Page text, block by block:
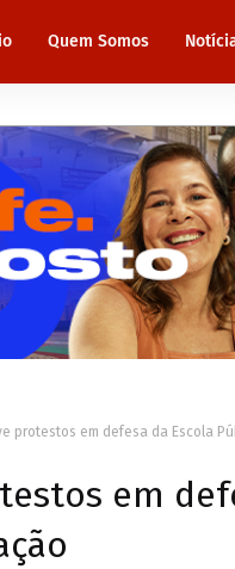
Quem Somos
protestos em defesa da Escola
em